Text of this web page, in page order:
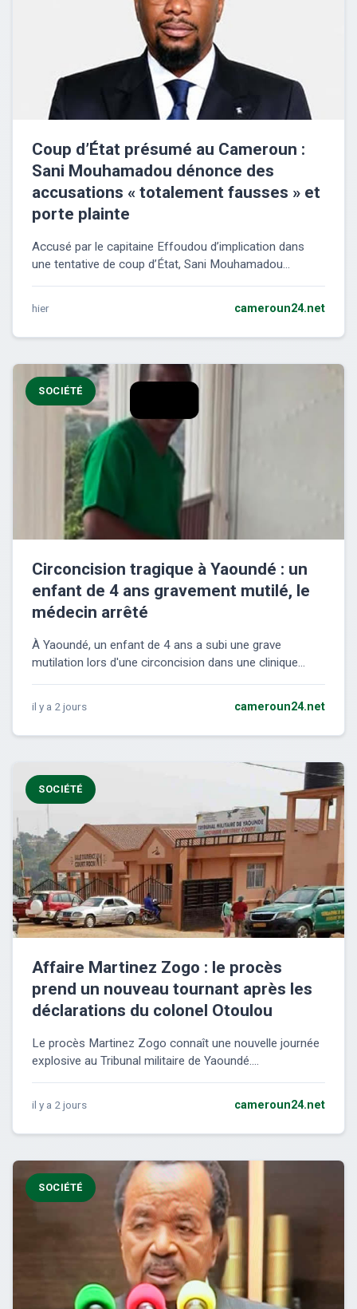
Coup d’État présumé au Cameroun :
Sani Mouhamadou dénonce des
accusations « totalement fausses » et
porte plainte
Accusé par le capitaine Effoudou d’implication dans
une tentative de coup d’État, Sani Mouhamadou...
hier cameroun24.net
SOCIÉTÉ
Circoncision tragique à Yaoundé : un
enfant de 4 ans gravement mutilé, le
médecin arrêté
À Yaoundé, un enfant de 4 ans a subi une grave
mutilation lors d'une circoncision dans une clinique...
il y a 2 jours cameroun24.net
SOCIÉTÉ
Affaire Martinez Zogo : le procès
prend un nouveau tournant après les
déclarations du colonel Otoulou
Le procès Martinez Zogo connaît une nouvelle journée
explosive au Tribunal militaire de Yaoundé....
il y a 2 jours cameroun24.net
SOCIÉTÉ